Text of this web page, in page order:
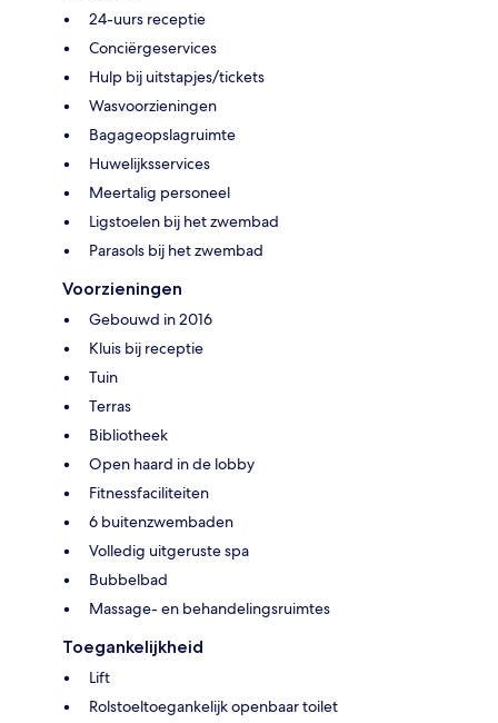
24-uurs receptie
Conciërgeservices
Hulp bij uitstapjes/tickets
Wasvoorzieningen
Bagageopslagruimte
Huwelijksservices
Meertalig personeel
Ligstoelen bij het zwembad
Parasols bij het zwembad
Voorzieningen
Gebouwd in 2016
Kluis bij receptie
Tuin
Terras
Bibliotheek
Open haard in de lobby
Fitnessfaciliteiten
6 buitenzwembaden
Volledig uitgeruste spa
Bubbelbad
Massage- en behandelingsruimtes
Toegankelijkheid
Lift
Rolstoeltoegankelijk openbaar toilet